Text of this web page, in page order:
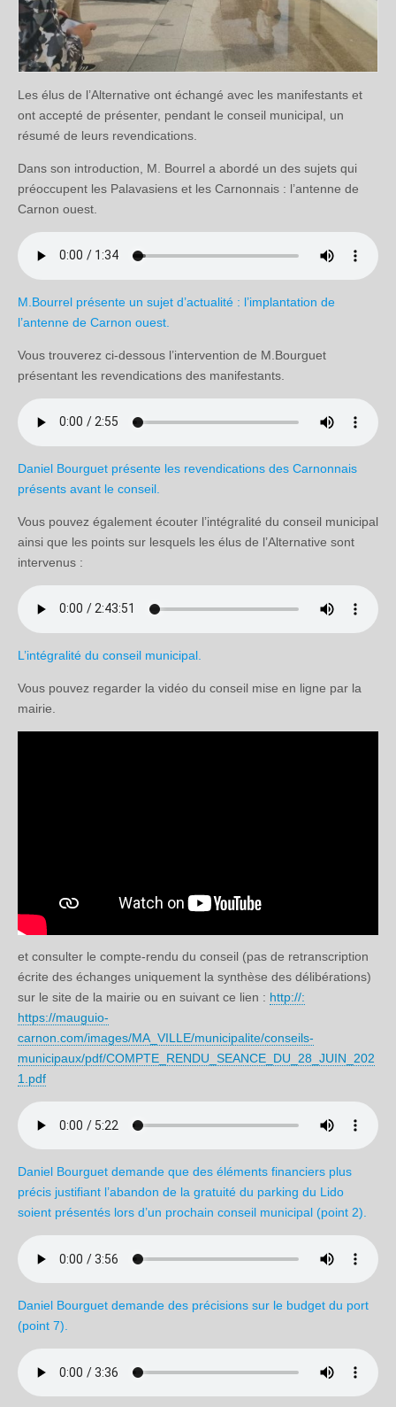
Les élus de l’Alternative ont échangé avec les manifestants et
ont accepté de présenter, pendant le conseil municipal, un
résumé de leurs revendications.
Dans son introduction, M. Bourrel a abordé un des sujets qui
préoccupent les Palavasiens et les Carnonnais : l’antenne de
Carnon ouest.
M.Bourrel présente un sujet d’actualité : l’implantation de
l’antenne de Carnon ouest.
Vous trouverez ci-dessous l’intervention de M.Bourguet
présentant les revendications des manifestants.
Daniel Bourguet présente les revendications des Carnonnais
présents avant le conseil.
Vous pouvez également écouter l’intégralité du conseil municipal
ainsi que les points sur lesquels les élus de l’Alternative sont
intervenus :
L’intégralité du conseil municipal.
Vous pouvez regarder la vidéo du conseil mise en ligne par la
mairie.
et consulter le compte-rendu du conseil (pas de retranscription
écrite des échanges uniquement la synthèse des délibérations)
sur le site de la mairie ou en suivant ce lien : http://:
https://mauguio-
carnon.com/images/MA_VILLE/municipalite/conseils-
municipaux/pdf/COMPTE_RENDU_SEANCE_DU_28_JUIN_202
1.pdf
Daniel Bourguet demande que des éléments financiers plus
précis justifiant l’abandon de la gratuité du parking du Lido
soient présentés lors d’un prochain conseil municipal (point 2).
Daniel Bourguet demande des précisions sur le budget du port
(point 7).